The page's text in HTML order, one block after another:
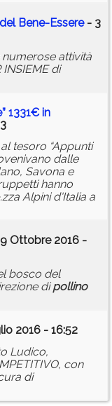
Bene-Essere- 3
attività
di
1331€ in
tesoro “Appunti
dalle
Savona e
hanno
Alpini d'Italia a
Ottobre 2016 -
bosco del
dipollino
2016 - 16:52
Ludico,
con
di